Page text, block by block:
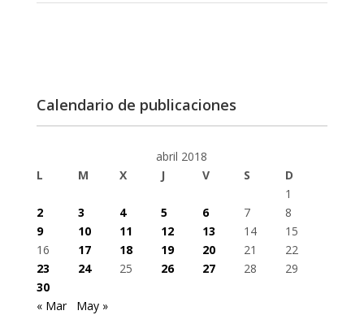
Calendario de publicaciones
abril 2018
L
M X J V S
D
1
2
3 4 5 6 7
8
9
10 11 12 13 14
15
16
17 18 19 20 21
22
23
24 25 26 27 28
29
30
« Mar
May »